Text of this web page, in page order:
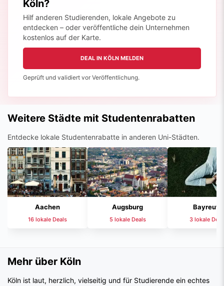
Köln?
Hilf anderen Studierenden, lokale Angebote zu
entdecken – oder veröffentliche dein Unternehmen
kostenlos auf der Karte.
DEAL IN KÖLN MELDEN
Geprüft und validiert vor Veröffentlichung.
Weitere Städte mit Studentenrabatten
Entdecke lokale Studentenrabatte in anderen Uni-Städten.
Aachen
16 lokale Deals
Augsburg
5 lokale Deals
Bayreuth
3 lokale
Mehr über Köln
Köln ist laut, herzlich, vielseitig und für Studierende ein echtes